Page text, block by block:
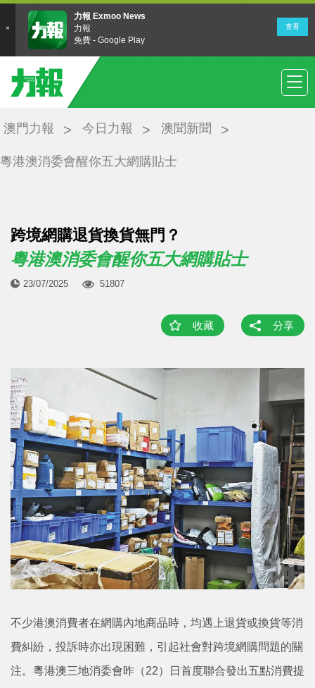
澳門力報 今日力報 澳聞新聞
粵港澳消委會醒你五大網購貼士
跨境網購退貨換貨無門？
粵港澳消委會醒你五大網購貼士
23/07/2025 51807
收藏 分享
不少港澳消費者在網購內地商品時，均遇上退貨或換貨等消
費糾紛，投訴時亦出現困難，引起社會對跨境網購問題的關
注。粵港澳三地消委會昨（22）日首度聯合發出五點消費提